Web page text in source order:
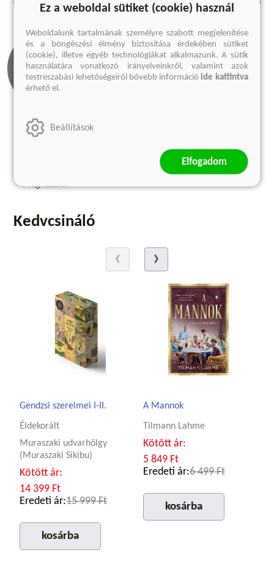
Olvass bele
Megnézem
Kedvcsináló
Gendzsi szerelmei I-II.
Éldekorált
Muraszaki udvarhölgy
(Muraszaki Sikibu)
Kötött ár:
14 399 Ft
Eredeti ár:15 999 Ft
kosárba
A Mannok
Tilmann Lahme
Kötött ár:
5 849 Ft
Eredeti ár:6 499 Ft
kosárba
Ez a weboldal sütiket (cookie) használ
Weboldalunk tartalmának személyre szabott megjelenítése
és a böngészési élmény biztosítása érdekében sütiket
(cookie), illetve egyéb technológiákat alkalmazunk. A sütik
használatára vonatkozó irányelveinkről, valamint azok
testreszabási lehetőségeiről bővebb információide kattintva
érhető el.
Beállítások
Elfogadom